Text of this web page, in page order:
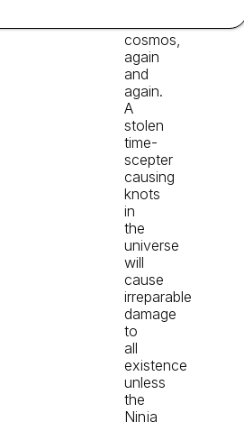
cosmos,
again
and
again.
A
stolen
time-
scepter
causing
knots
in
the
universe
will
cause
irreparable
damage
to
all
existence
unless
the
Ninja